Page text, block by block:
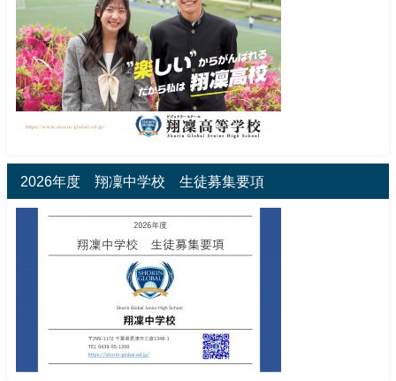
2026年度 翔凜中学校 生徒募集要項